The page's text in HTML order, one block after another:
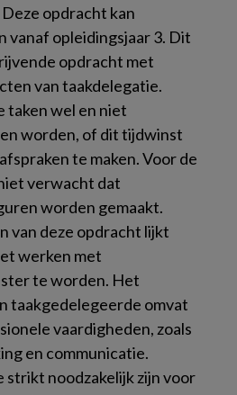
Deze opdracht kan
vanaf opleidingsjaar 3. Dit
opdracht met
van taakdelegatie.
taken wel en niet
worden, of dit tijdwinst
te maken. Voor de
verwacht dat
worden gemaakt.
van deze opdracht lijkt
werken met
te worden. Het
taakgedelegeerde omvat
vaardigheden, zoals
en communicatie.
strikt noodzakelijk zijn voor